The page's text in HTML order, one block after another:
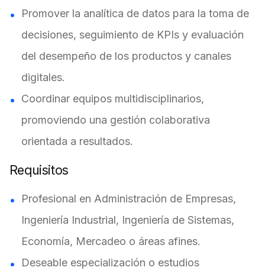
Promover la analítica de datos para la toma de
decisiones, seguimiento de KPIs y evaluación
del desempeño de los productos y canales
digitales.
Coordinar equipos multidisciplinarios,
promoviendo una gestión colaborativa
orientada a resultados.
Requisitos
Profesional en Administración de Empresas,
Ingeniería Industrial, Ingeniería de Sistemas,
Economía, Mercadeo o áreas afines.
Deseable especialización o estudios